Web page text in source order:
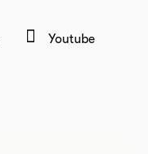
Youtube